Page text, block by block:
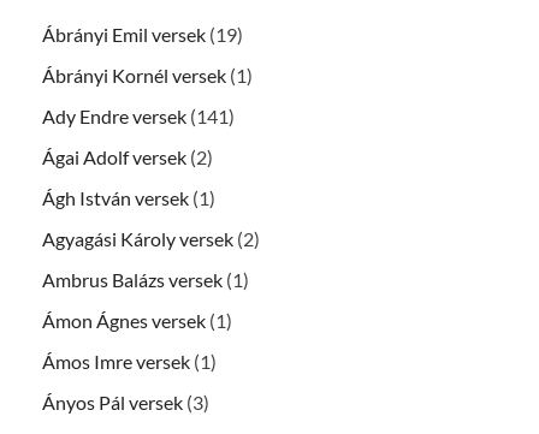
Ábrányi Emil versek (19)
Ábrányi Kornél versek (1)
Ady Endre versek (141)
Ágai Adolf versek (2)
Ágh István versek (1)
Agyagási Károly versek (2)
Ambrus Balázs versek (1)
Ámon Ágnes versek (1)
Ámos Imre versek (1)
Ányos Pál versek (3)